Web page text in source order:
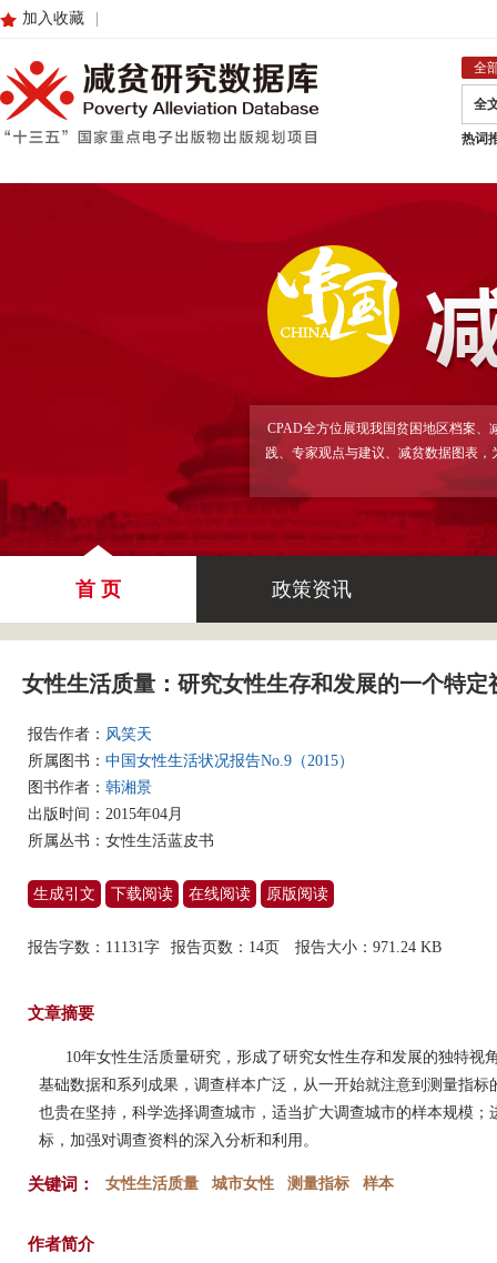
加入收藏
全
全
热词
CPAD全方位展现我国贫困地区档案
践、专家观点与建议、减贫数据图表
首 页 政策资讯
女性生活质量：研究女性生存和发展的一个特定
报告作者： 风笑天
所属图书： 中国女性生活状况报告No.9（2015）
图书作者： 韩湘景
出版时间：2015年04月
所属丛书： 女性生活蓝皮书
生成引文 下载阅读 在线阅读 原版阅读
报告字数：11131字 报告页数：14页 报告大小： 971.24 KB
文章摘要
10年女性生活质量研究，形成了研究女性生存和发展的独特视
基础数据和系列成果，调查样本广泛，从一开始就注意到测量指
也贵在坚持，科学选择调查城市，适当扩大调查城市的样本规模
标，加强对调查资料的深入分析和利用。
关键词： 女性生活质量 城市女性 测量指标 样本
作者简介